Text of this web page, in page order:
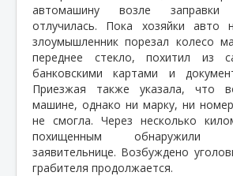
автомашину возле
отлучилась. Пока хозяйки
злоумышленник порезал колесо
переднее стекло, похитил из
банковскими картами и
Приезжая также указала, что
машине, однако ни марку, ни
не смогла. Через несколько
похищенным обнаружили
заявительнице. Возбуждено
грабителя продолжается.